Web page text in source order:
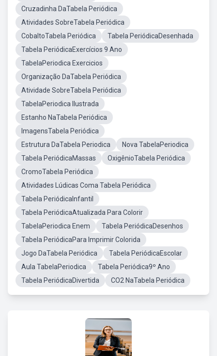
Cruzadinha DaTabela Periódica
Atividades SobreTabela Periódica
CobaltoTabela Periódica
Tabela PeriódicaDesenhada
Tabela PeriódicaExercícios 9 Ano
TabelaPeriodica Exercicios
Organização DaTabela Periódica
Atividade SobreTabela Periódica
TabelaPeriodica Ilustrada
Estanho NaTabela Periódica
ImagensTabela Periódica
Estrutura DaTabela Periodica
Nova TabelaPeriodica
Tabela PeriódicaMassas
OxigênioTabela Periódica
CromoTabela Periódica
Atividades Lúdicas Coma Tabela Periódica
Tabela PeriódicaInfantil
Tabela PeriódicaAtualizada Para Colorir
TabelaPeriodica Enem
Tabela PeriódicaDesenhos
Tabela PeriódicaPara Imprimir Colorida
Jogo DaTabela Periódica
Tabela PeriódicaEscolar
Aula TabelaPeriodica
Tabela Periódica9º Ano
Tabela PeriódicaDivertida
CO2 NaTabela Periódica